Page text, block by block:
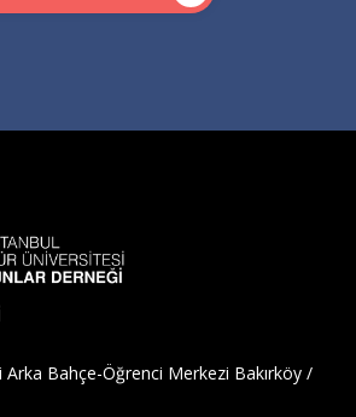
Arka Bahçe-Öğrenci Merkezi Bakırköy /